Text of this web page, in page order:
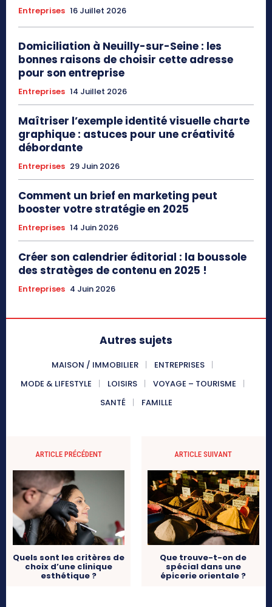
Entreprises 16 Juillet 2026
Domiciliation à Neuilly-sur-Seine : les
bonnes raisons de choisir cette adresse
pour son entreprise
Entreprises 14 Juillet 2026
Maîtriser l’exemple identité visuelle charte
graphique : astuces pour une créativité
débordante
Entreprises 29 Juin 2026
Comment un brief en marketing peut
booster votre stratégie en 2025
Entreprises 14 Juin 2026
Créer son calendrier éditorial : la boussole
des stratèges de contenu en 2025 !
Entreprises 4 Juin 2026
Autres sujets
MAISON / IMMOBILIER
ENTREPRISES
MODE & LIFESTYLE
LOISIRS
VOYAGE – TOURISME
SANTÉ
FAMILLE
ARTICLE PRÉCÉDENT
Quels sont les critères de
choix d’une clinique
esthétique ?
ARTICLE SUIVANT
Que trouve-t-on de
spécial dans une
épicerie orientale ?